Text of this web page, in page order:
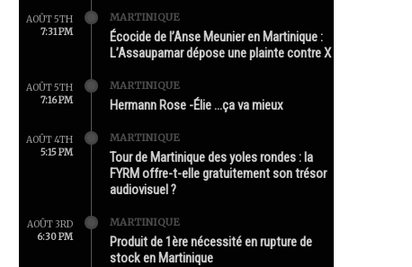
AOÛT 5TH
7:31 PM
MARTINIQUE
Écocide de l’Anse Meunier en Martinique :
L’Assaupamar dépose une plainte contre X
AOÛT 5TH
7:16 PM
MARTINIQUE
Hermann Rose -Élie …ça va mieux
AOÛT 4TH
5:15 PM
MARTINIQUE
Tour de Martinique des yoles rondes : la
FYRM offre-t-elle gratuitement son trésor
audiovisuel ?
AOÛT 3RD
6:30 PM
MARTINIQUE
Produit de 1ère nécessité en rupture de
stock en Martinique